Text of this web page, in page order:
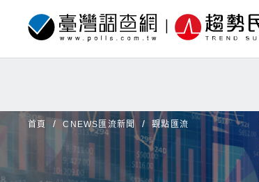
首頁 CNEWS匯流新聞 觀點匯流